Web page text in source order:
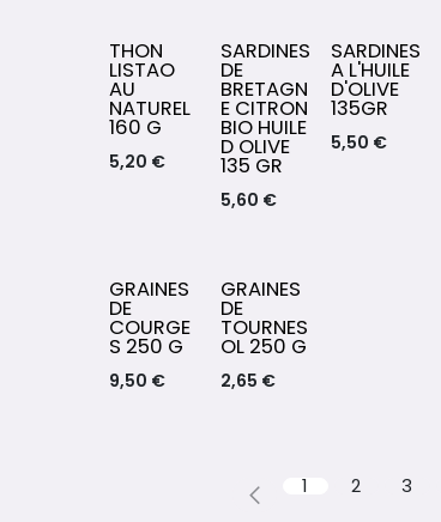
THON
LISTAO
AU
NATUREL
160 G
5,20 €
SARDINES
DE
BRETAGN
E CITRON
BIO HUILE
D OLIVE
135 GR
5,60 €
SARDINES
A L'HUILE
D'OLIVE
135GR
5,50 €
GRAINES
DE
COURGE
S 250 G
9,50 €
GRAINES
DE
TOURNES
OL 250 G
2,65 €
1 2 3